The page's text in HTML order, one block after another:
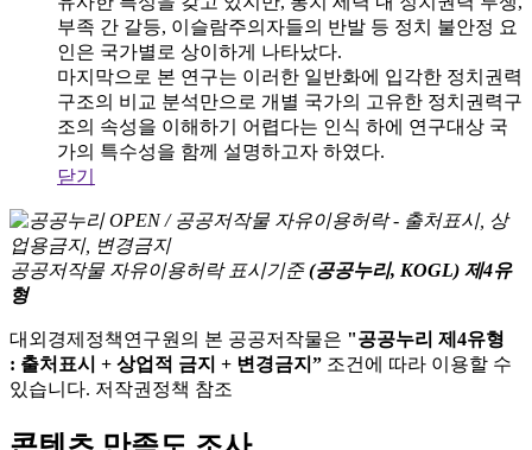
부족 간 갈등, 이슬람주의자들의 반발 등 정치 불안정 요
인은 국가별로 상이하게 나타났다.
마지막으로 본 연구는 이러한 일반화에 입각한 정치권력
구조의 비교 분석만으로 개별 국가의 고유한 정치권력구
조의 속성을 이해하기 어렵다는 인식 하에 연구대상 국
가의 특수성을 함께 설명하고자 하였다.
닫기
공공저작물 자유이용허락 표시기준 (공공누리, KOGL) 제4유
형
대외경제정책연구원의 본 공공저작물은 "공공누리 제4유형
: 출처표시 + 상업적 금지 + 변경금지” 조건에 따라 이용할 수
있습니다. 저작권정책 참조